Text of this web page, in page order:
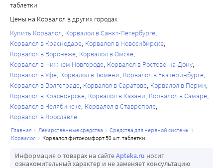
таблетки
Цены на Корвалол в других городах
Купить Корвалол Корвалол в Санкт-Петербурге
Корвалол в Краснодаре Корвалол в Новосибирске
Корвалол в Воронеже Корвалол в Омске
Корвалол в Нижнем Новгороде Корвалол в Ростове-на-Дону
Корвалол в Уфе Корвалол в Тюмени Корвалол в Екатеринбурге
Корвалол в Волгограде Корвалол в Саратове Корвалол в Перми
Корвалол в Красноярске Корвалол в Казани Корвалол в Самаре
Корвалол в Челябинске Корвалол в Ставрополе
Корвалол в Ярославле
главная лекарственные средства
средства для нервной системы
корвалол
корвалол фитокомфорт 50 шт. таблетки
Информация о товарах на сайтеApteka.ru носит
ознакомительный характер и не заменяет консультацию